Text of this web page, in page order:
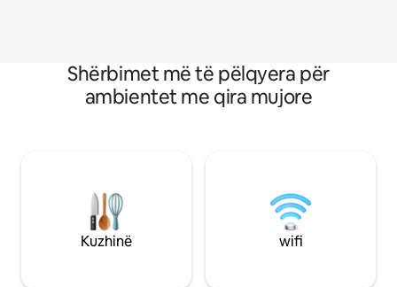
Shërbimet më të pëlqyera për
ambientet me qira mujore
Kuzhinë wifi